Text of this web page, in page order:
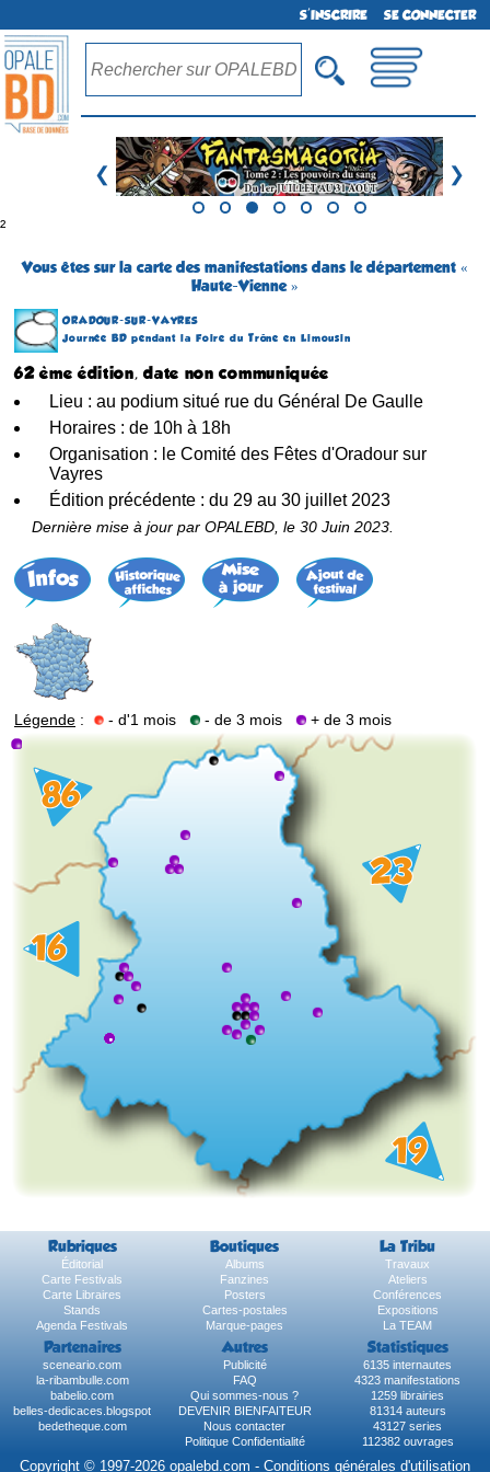
S'INSCRIRE SE CONNECTER
❮ ❯
²
Vous êtes sur la carte des manifestations dans le département «
Haute-Vienne »
ORADOUR-SUR-VAYRES
Journée BD pendant la Foire du Trône en Limousin
62 ème édition, date non communiquée
Lieu : au podium situé rue du Général De Gaulle
Horaires : de 10h à 18h
Organisation : le Comité des Fêtes d'Oradour sur
Vayres
Édition précédente : du 29 au 30 juillet 2023
Dernière mise à jour par OPALEBD, le 30 Juin 2023.
Légende : - d'1 mois - de 3 mois + de 3 mois
Rubriques Boutiques La Tribu
Éditorial Albums
Travaux
Carte Festivals
Fanzines
Ateliers
Carte Libraires
Posters
Conférences
Stands
Cartes-postales
Expositions
Agenda Festivals
Marque-pages La TEAM
Partenaires Autres Statistiques
sceneario.com Publicité
6135 internautes
la-ribambulle.com
FAQ
4323 manifestations
babelio.com
Qui sommes-nous ?
1259 librairies
belles-dedicaces.blogspot
DEVENIR BIENFAITEUR
81314 auteurs
bedetheque.com
Nous contacter
43127 series
Politique Confidentialité
112382 ouvrages
Copyright © 1997-2026 opalebd.com - Conditions générales d'utilisation